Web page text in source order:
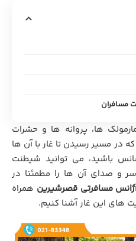
مسافران
ها، پروانه ها و حشرات
در مسیر رسیدن تا غار با آن ها
باشید، می توانید شیطنت
و صدای آن ها را مطمئنا در
ژانس مسافرتیقصرشیرین همراه
های این غار آشنا کنیم.